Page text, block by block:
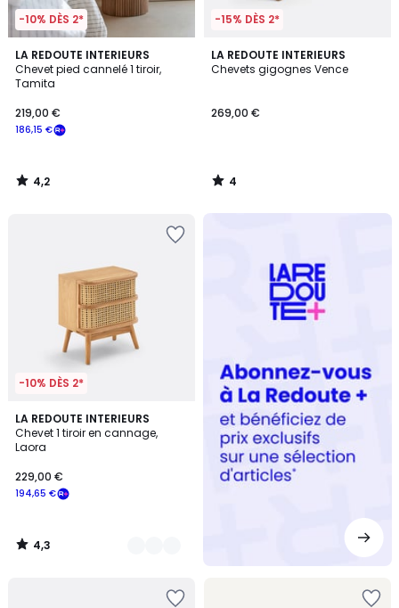
-10% DÈS 2*
LA REDOUTE INTERIEURS
Chevet pied cannelé 1 tiroir,
Tamita
186,15 €
219,00 €
4,2
/ 5
4,2
/
-15% DÈS 2*
LA REDOUTE INTERIEURS
Chevets gigognes Vence
269,00 €
4
/
4
/
-10% DÈS 2*
LA REDOUTE INTERIEURS
Chevet 1 tiroir en cannage,
Laora
194,65 €
229,00 €
4,3
/ 5
2
Couleurs
4,3
/